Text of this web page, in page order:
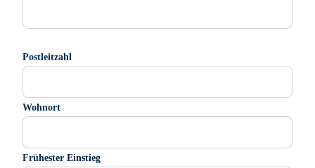
Postleitzahl
Wohnort
Frühester Einstieg